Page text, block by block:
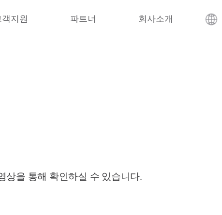
객지원 파트너 회사소개
상을 통해 확인하실 수 있습니다.